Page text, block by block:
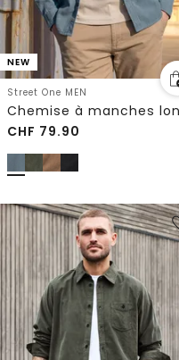
NEW
Street One MEN
CHF 79.90